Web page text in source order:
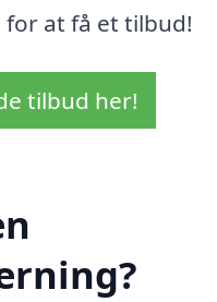
at få et tilbud!
tilbud her!